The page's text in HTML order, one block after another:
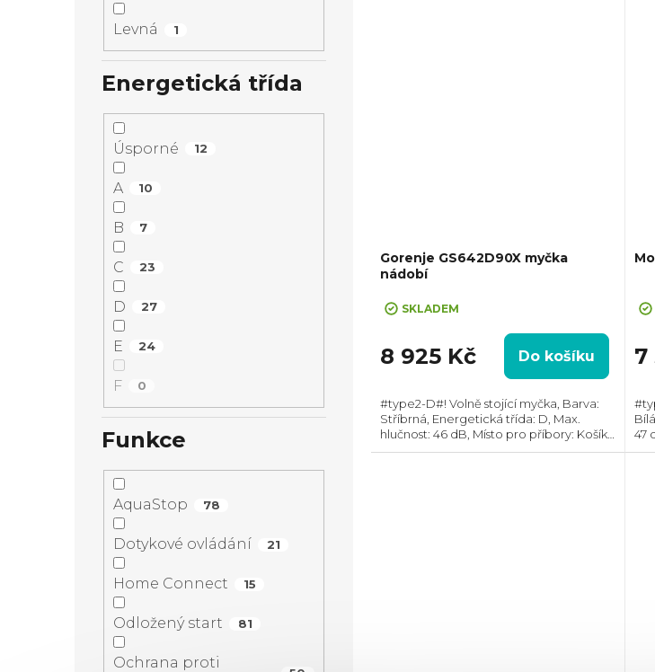
Levná 1
Energetická třída
Úsporné 12
A 10
B 7
C 23
D 27
E 24
F 0
Funkce
AquaStop 78
Dotykové ovládání 21
Home Connect 15
Odložený start 81
Ochrana proti
Gorenje GS642D90X myčka
nádobí
recenzeSKLADEM
8 925 Kč Do košíku
#type2-D#! Volně stojící myčka, Barva:
Stříbrná, Energetická třída: D, Max.
hlučnost: 46 dB, Místo pro příbory: Košík,
Počet souprav nádobí: 14, Spotřeba
7
47